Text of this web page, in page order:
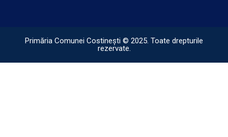
Primăria Comunei Costinești © 2025. Toate drepturile
rezervate.